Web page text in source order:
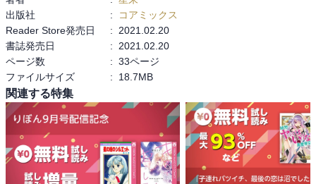
出版社
:
コアミックス
Reader Store発売日
:
2021.02.20
書誌発売日
:
2021.02.20
ページ数
: 33ページ
ファイルサイズ
: 18.7MB
関連する特集